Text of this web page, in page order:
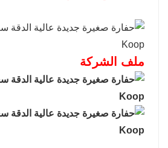
ملف الشركة